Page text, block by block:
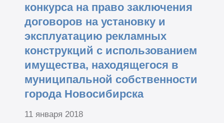
конкурса на право заключения
договоров на установку и
эксплуатацию рекламных
конструкций с использованием
имущества, находящегося в
муниципальной собственности
города Новосибирска
11 января 2018